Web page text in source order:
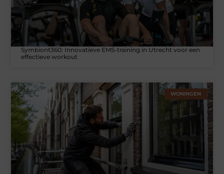
Symbiont360: Innovatieve EMS-training in Utrecht voor een
effectieve workout
WONINGEN